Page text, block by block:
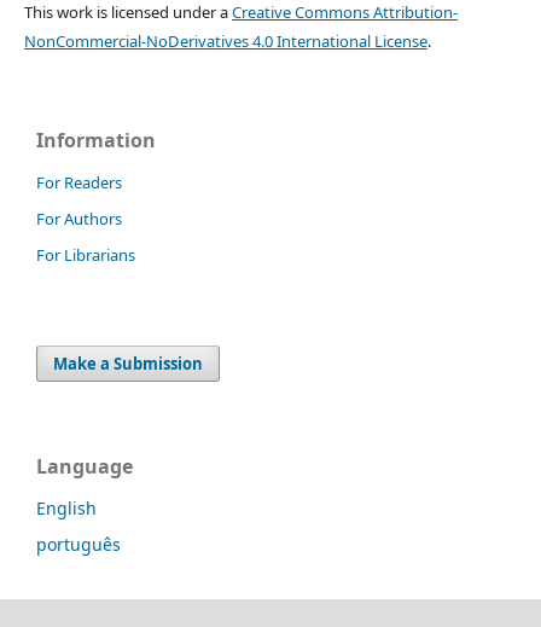
This work is licensed under aCreative Commons Attribution-
NonCommercial-NoDerivatives 4.0 International License.
Information
For Readers
For Authors
For Librarians
Make a Submission
Language
English
português